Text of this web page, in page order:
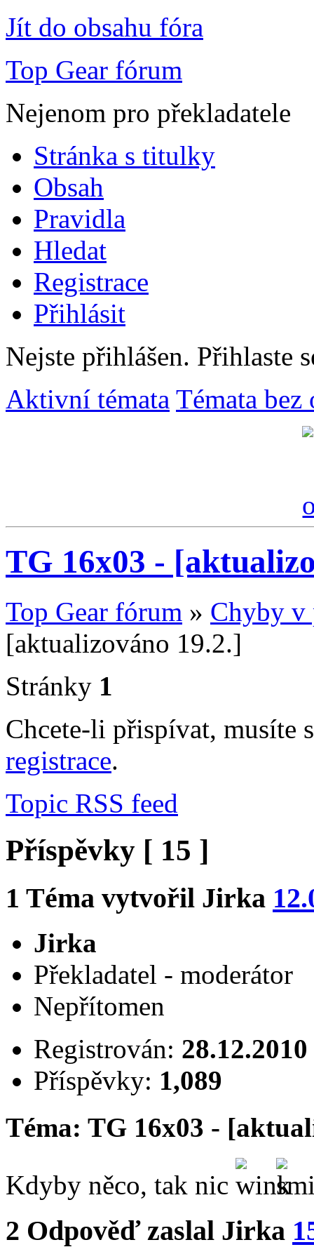
Jít do obsahu fóra
Top Gear fórum
Nejenom pro překladatele
Stránka s titulky
Obsah
Pravidla
Hledat
Registrace
Přihlásit
Nejste přihlášen. Přihlaste
Aktivní témata Témata
TG 16x03 -
Top Gear fórum » Chyby v
[aktualizováno 19.2.]
Stránky 1
Chcete-li přispívat, musíte
registrace.
Topic RSS feed
Příspěvky [ 15 ]
1 Téma vytvořil Jirka
Jirka
Překladatel - moderátor
Nepřítomen
Registrován: 28.12.2010
Příspěvky: 1,089
Téma: TG 16x03 -
Kdyby něco, tak nic
2 Odpověď zaslal Jirka